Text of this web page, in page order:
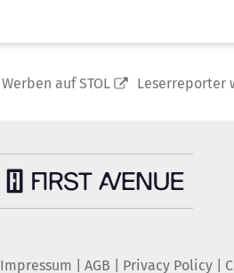
Werben auf STOL Leserreporter
Impressum AGB Privacy Policy|